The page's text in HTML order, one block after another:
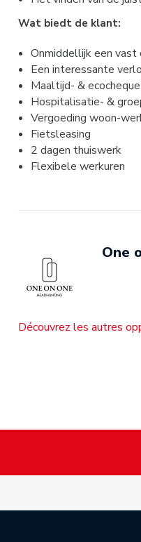
Wat biedt de klant:
Onmiddellijk een vast
Een interessante
Maaltijd- &
Hospitalisatie- &
Vergoeding woon-
Fietsleasing
2 dagen thuiswerk
Flexibele werkuren
One
Découvrez les autres